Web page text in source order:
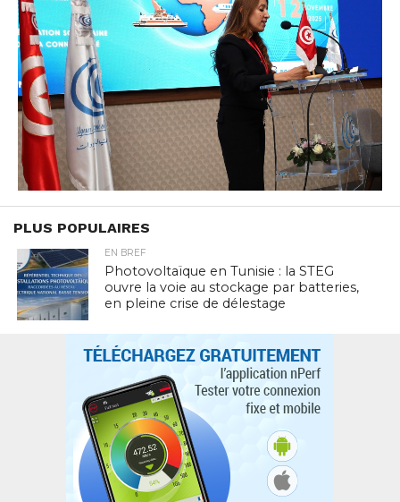
PLUS POPULAIRES
EN BREF
Photovoltaïque en Tunisie : la STEG
ouvre la voie au stockage par batteries,
en pleine crise de délestage